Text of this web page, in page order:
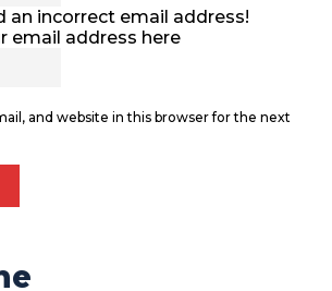
an incorrect email address!
email address here
and website in this browser for the next